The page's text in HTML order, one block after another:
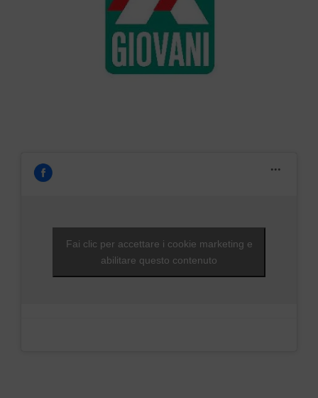
Fai clic per accettare i cookie marketing e
abilitare questo contenuto